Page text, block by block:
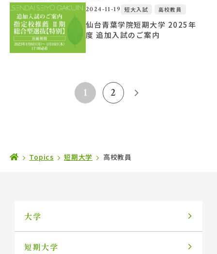
2024-11-19 短大入試 高校教員
仙台青葉学院短期大学 2025年
度 追加入試のご案内
1 2
Topics 短期大学 高校教員
大学
短期大学